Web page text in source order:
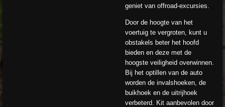
geniet van offroad-excursies.
Door de hoogte van het
voertuig te vergroten, kunt u
obstakels beter het hoofd
bieden en deze met de
hoogste veiligheid overwinnen.
Bij het optillen van de auto
worden de invalshoeken, de
buikhoek en de uitrijhoek
verbeterd. Kit aanbevolen door